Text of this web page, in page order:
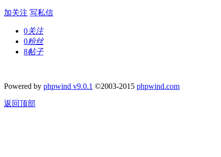
加关注 写私信
0关注
0粉丝
8帖子
Powered by phpwind v9.0.1 ©2003-2015 phpwind.com
返回顶部